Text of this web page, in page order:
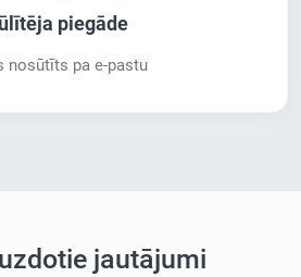
piegāde
nosūtīts pa e-pastu
jautājumi